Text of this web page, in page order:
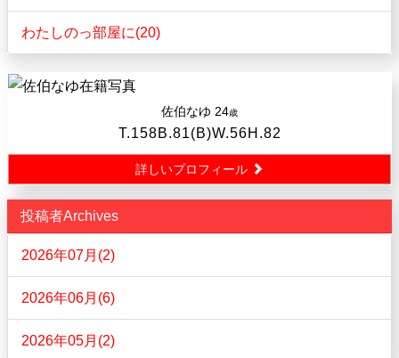
わたしのっ部屋に(20)
佐伯なゆ 24歳
T.158B.81(B)W.56H.82
詳しいプロフィール
投稿者Archives
2026年07月(2)
2026年06月(6)
2026年05月(2)